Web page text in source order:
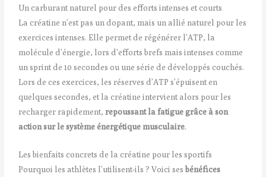
Un carburant naturel pour des efforts intenses et courts
La créatine n’est pas un dopant, mais un allié naturel pour les
exercices intenses. Elle permet de régénérer l’ATP, la
molécule d’énergie, lors d’efforts brefs mais intenses comme
un sprint de 10 secondes ou une série de développés couchés.
Lors de ces exercices, les réserves d’ATP s’épuisent en
quelques secondes, et la créatine intervient alors pour les
recharger rapidement, repoussant la fatigue grâce à son
action sur le système énergétique musculaire.
Les bienfaits concrets de la créatine pour les sportifs
Pourquoi les athlètes l’utilisent-ils ? Voici sesbénéfices